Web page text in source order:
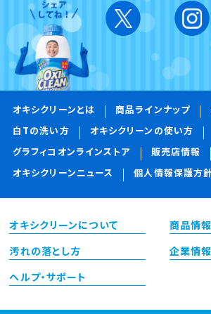
オキシクリーンとは 商品ラインナップ
白Tの洗い方
オキシクリーンの使い方
グラフィコオンラインストア
販売店情報
オキシクリーンニュース
個人情報保護方
オキシクリーンについて
商品情報
汚れの落とし方
企業情報
ヘルプ・サポート